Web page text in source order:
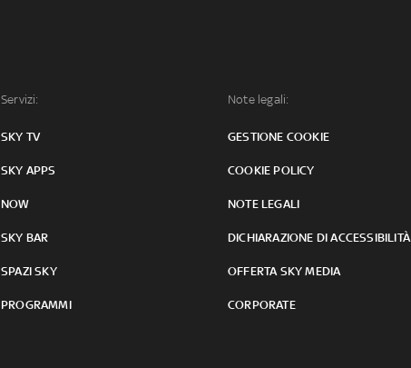
Servizi:
SKY TV
SKY APPS
NOW
SKY BAR
SPAZI SKY
PROGRAMMI
Note legali:
GESTIONE COOKIE
COOKIE POLICY
NOTE LEGALI
DICHIARAZIONE DI ACCESSIBILITÀ
OFFERTA SKY MEDIA
CORPORATE